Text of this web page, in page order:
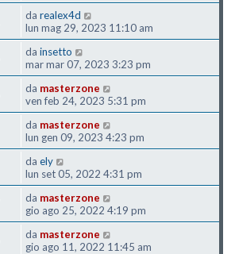
da realex4d
lun mag 29, 2023 11:10 am
da insetto
mar mar 07, 2023 3:23 pm
da masterzone
ven feb 24, 2023 5:31 pm
da masterzone
lun gen 09, 2023 4:23 pm
da ely
lun set 05, 2022 4:31 pm
da masterzone
gio ago 25, 2022 4:19 pm
da masterzone
gio ago 11, 2022 11:45 am